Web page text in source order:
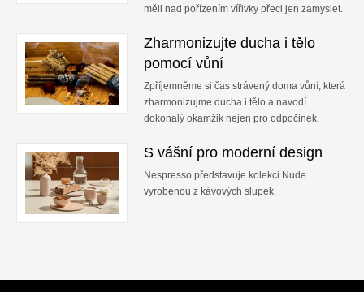
měli nad pořízením vířivky přeci jen zamyslet.
Zharmonizujte ducha i tělo
pomocí vůní
Zpříjemněme si čas strávený doma vůní, která
zharmonizujme ducha i tělo a navodí
dokonalý okamžik nejen pro odpočinek.
S vášní pro moderní design
Nespresso představuje kolekci Nude
vyrobenou z kávových slupek.